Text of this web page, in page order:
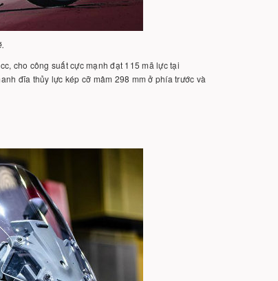
cho công suất cực mạnh đạt 115 mã lực tại
đĩa thủy lực kép cỡ mâm 298 mm ở phía trước và